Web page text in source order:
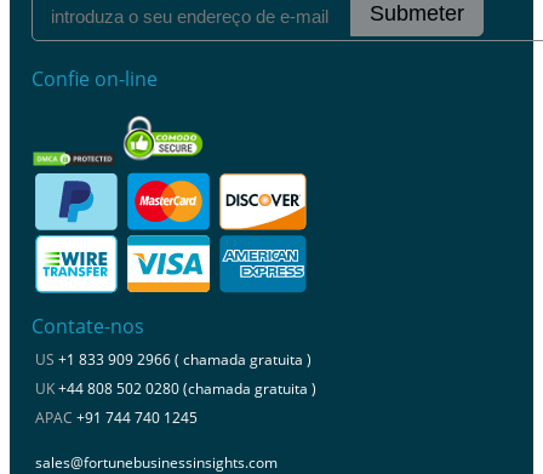
Submeter
Confie on-line
Contate-nos
US +1 833 909 2966 ( chamada gratuita )
UK+44 808 502 0280 (chamada gratuita )
APAC +91 744 740 1245
sales@fortunebusinessinsights.com